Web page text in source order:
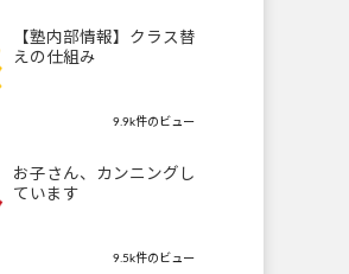
【塾内部情報】クラス替
えの仕組み
9.9k件のビュー
お子さん、カンニングし
ています
9.5k件のビュー